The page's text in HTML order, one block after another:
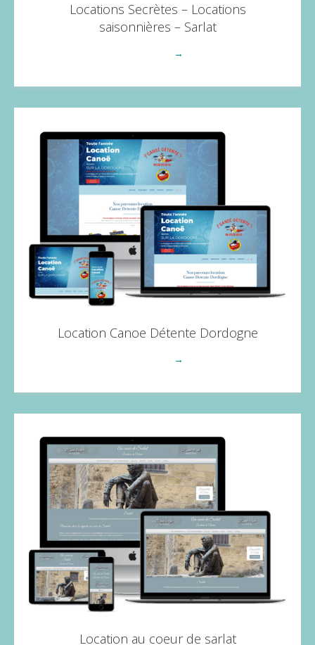
Locations Secrètes – Locations
saisonnières – Sarlat
→
Location Canoe Détente Dordogne
→
Location au coeur de sarlat